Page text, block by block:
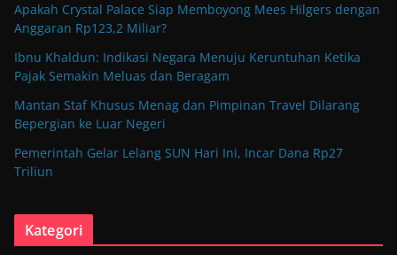
Apakah Crystal Palace Siap Memboyong Mees Hilgers dengan
Anggaran Rp123,2 Miliar?
Ibnu Khaldun: Indikasi Negara Menuju Keruntuhan Ketika
Pajak Semakin Meluas dan Beragam
Mantan Staf Khusus Menag dan Pimpinan Travel Dilarang
Bepergian ke Luar Negeri
Pemerintah Gelar Lelang SUN Hari Ini, Incar Dana Rp27
Triliun
Kategori